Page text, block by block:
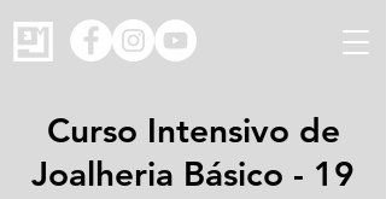
Curso Intensivo de
Joalheria Básico - 19